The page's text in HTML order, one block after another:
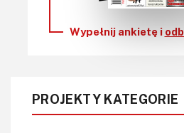
Wypełnij ankietę i
PROJEKTY KATEGORIE